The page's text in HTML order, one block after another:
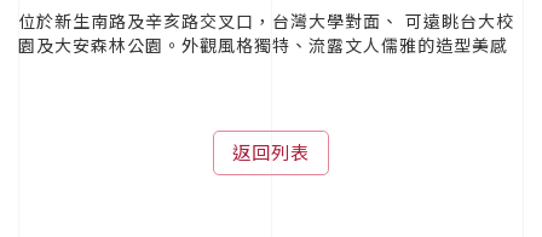
位於新生南路及辛亥路交叉口，台灣大學對面、 可遠眺台大校
園及大安森林公園。外觀風格獨特、流露文人儒雅的造型美感
返回列表